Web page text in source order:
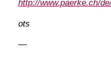
http://www.paerke.ch/
ots
—